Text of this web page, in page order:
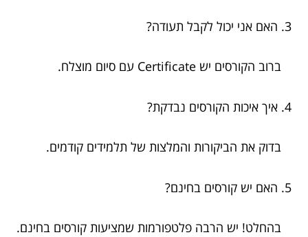
3. האם אני יכול לקבל תעודה?
ברוב הקורסים יש Certificate עם סיום מוצלח.
4. איך איכות הקורסים נבדקת?
בדוק את הביקורות והמלצות של תלמידים קודמים.
5. האם יש קורסים בחינם?
בהחלט! יש הרבה פלטפורמות שמציעות קורסים בחינם.